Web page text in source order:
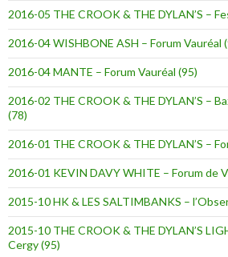
2016-05 THE CROOK & THE DYLAN’S –
2016-04 WISHBONE ASH – Forum Vauréal
2016-04 MANTE – Forum Vauréal (95)
2016-02 THE CROOK & THE DYLAN’S –
(78)
2016-01 THE CROOK & THE DYLAN’S –
2016-01 KEVIN DAVY WHITE – Forum de
2015-10 HK & LES SALTIMBANKS –
2015-10 THE CROOK & THE DYLAN’S
Cergy (95)